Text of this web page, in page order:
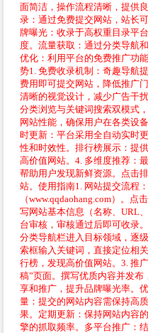
面简洁，操作流程清晰，提供
录：通过免费提交网站，站长
牌曝光：收录于高权重目录平
度。流量获取：通过分类导航
优化：利用平台的免费推广功
势1. 免费收录机制：奇趣导航
费用即可提交网站，降低推广
清晰的视觉设计，减少广告干
分类浏览与关键词搜索双模式
网站性能，确保用户在各类设
时更新：平台采用全自动实时
性和时效性。排行榜展示：提
高价值网站。4. 多维度推荐：
帮助用户发现新鲜资源。点击
站。使用指南1. 网站提交流程
（www.qqdaohang.com）。
写网站基本信息（名称、URL
台审核，审核通过后即可收录
分类导航栏进入目标领域，逐
索框输入关键词，直接定位相
行榜，发现高价值网站。3. 推
稿”页面。撰写优质内容并发
享和推广，提升品牌曝光率。
量：提交的网站内容需保持高
果。定期更新：保持网站内容
擎的抓取频率。多平台推广：